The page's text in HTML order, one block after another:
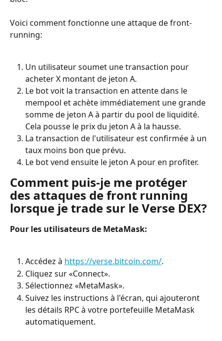
Voici comment fonctionne une attaque de front-
running:
Un utilisateur soumet une transaction pour
acheter X montant de jeton A.
Le bot voit la transaction en attente dans le
mempool et achète immédiatement une grande
somme de jeton A à partir du pool de liquidité.
Cela pousse le prix du jeton A à la hausse.
La transaction de l'utilisateur est confirmée à un
taux moins bon que prévu.
Le bot vend ensuite le jeton A pour en profiter.
Comment puis-je me protéger
des attaques de front running
lorsque je trade sur le Verse DEX?
Pour les utilisateurs de MetaMask:
Accédez à https://verse.bitcoin.com/.
Cliquez sur «Connect».
Sélectionnez «MetaMask».
Suivez les instructions à l'écran, qui ajouteront
les détails RPC à votre portefeuille MetaMask
automatiquement.